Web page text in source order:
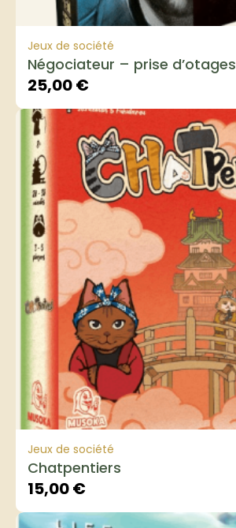
Jeux de société
Négociateur – prise d’otages
25,00€
Jeux de société
Chatpentiers
15,00€